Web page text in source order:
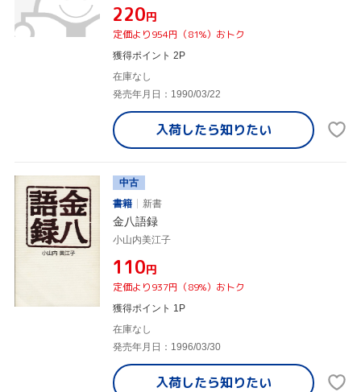
¥220円
定価より954円（81%）おトク
獲得ポイント 2P
在庫なし
発売年月日：1990/03/22
入荷したら知りたい
中古
書籍
新書
金八語録
小山内美江子
¥110円
定価より937円（89%）おトク
獲得ポイント 1P
在庫なし
発売年月日：1996/03/30
入荷したら知りたい